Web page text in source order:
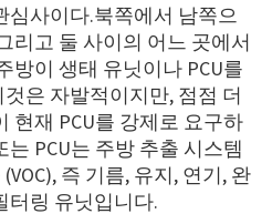
심사이다.북쪽에서 남쪽으
리고 둘 사이의 어느 곳에서
방이 생태 유닛이나 PCU를
은 자발적이지만, 점점 더
현재 PCU를 강제로 요구하
PCU는 주방 추출 시스템
즉 기름, 유지, 연기, 완
터링 유닛입니다.